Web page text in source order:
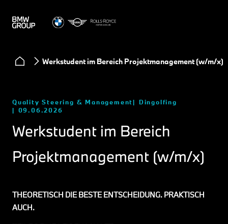
Werkstudent im Bereich Projektmanagement (w/m/x)
Quality Steering & Management
Dingolfing
09.06.2026
Werkstudent im Bereich
Projektmanagement (w/m/x)
THEORETISCH DIE BESTE ENTSCHEIDUNG. PRAKTISCH
AUCH.